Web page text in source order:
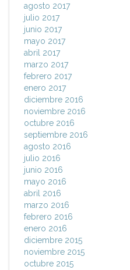
agosto 2017
julio 2017
junio 2017
mayo 2017
abril 2017
marzo 2017
febrero 2017
enero 2017
diciembre 2016
noviembre 2016
octubre 2016
septiembre 2016
agosto 2016
julio 2016
junio 2016
mayo 2016
abril 2016
marzo 2016
febrero 2016
enero 2016
diciembre 2015
noviembre 2015
octubre 2015